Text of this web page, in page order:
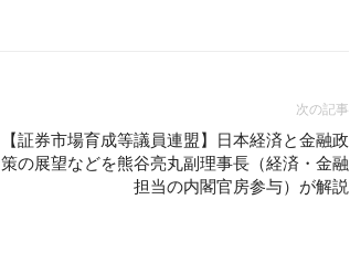
次の記事
【証券市場育成等議員連盟】日本経済と金融政
策の展望などを熊谷亮丸副理事長（経済・金融
担当の内閣官房参与）が解説